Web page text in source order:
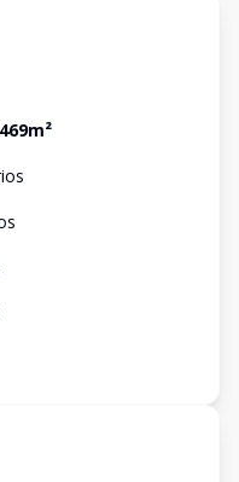
469m²
s
s